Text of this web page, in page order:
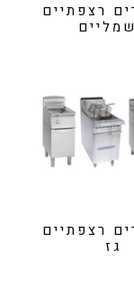
רצפתיים
רצפתיים
גז